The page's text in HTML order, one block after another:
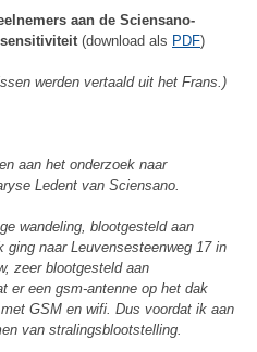
aan de Sciensano-
(download als PDF)
werden vertaald uit het Frans.)
aan het onderzoek naar
Ledent van Sciensano.
wandeling, blootgesteld aan
naar Leuvensesteenweg 17 in
zeer blootgesteld aan
er een gsm-antenne op het dak
GSM en wifi. Dus voordat ik aan
van stralingsblootstelling.